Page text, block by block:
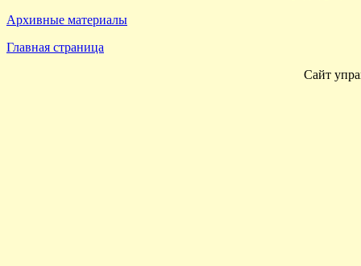
Архивные материалы
Главная страница
Сайт